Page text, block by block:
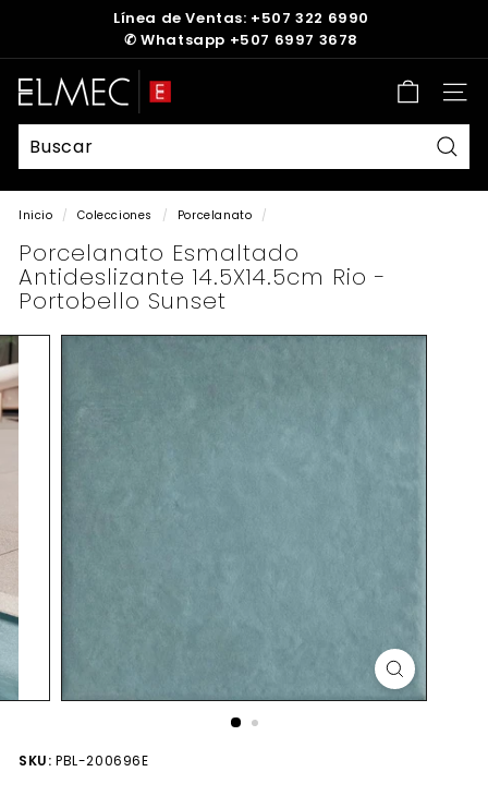
diapositivas
pausa
Línea de Ventas: +507 322 6990
✆ Whatsapp +507 6997 3678
E
L
M
E
C
Inicio / Colecciones / Porcelanato /
Porcelanato Esmaltado
Antideslizante 14.5X14.5cm Rio -
Portobello Sunset
SKU: PBL-200696E